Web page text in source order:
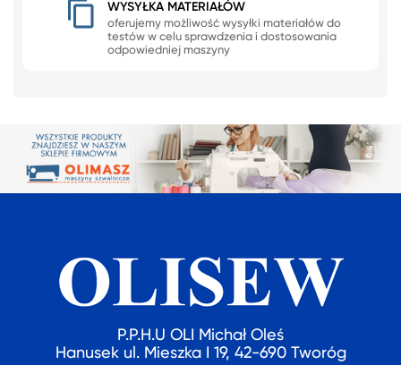
WYSYŁKA MATERIAŁÓW
oferujemy możliwość wysyłki materiałów do
testów w celu sprawdzenia i dostosowania
odpowiedniej maszyny
P.P.H.U OLI Michał Oleś
Hanusek ul. Mieszka I 19, 42-690 Tworóg